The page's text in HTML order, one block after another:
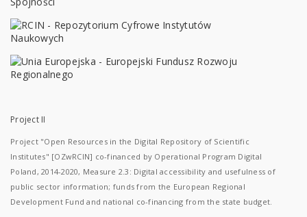
Project II
Project "Open Resources in the Digital Repository of Scientific
Institutes" [OZwRCIN] co-financed by Operational Program Digital
Poland, 2014-2020, Measure 2.3: Digital accessibility and usefulness of
public sector information; funds from the European Regional
Development Fund and national co-financing from the state budget.